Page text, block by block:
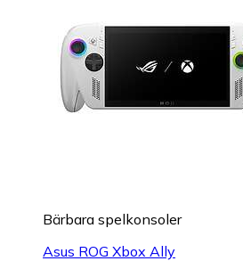
Bärbara spelkonsoler
Asus ROG Xbox Ally